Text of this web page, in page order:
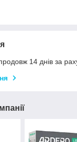
14 днів за